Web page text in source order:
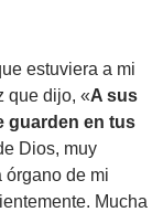
estuviera a mi
que dijo, «A sus
guarden en tus
Dios, muy
órgano de mi
Mucha